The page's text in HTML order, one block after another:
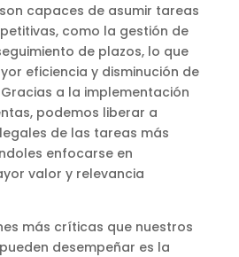
capaces de asumir tareas
como la gestión de
de plazos, lo que
eficiencia y disminución de
a la implementación
podemos liberar a
de las tareas más
enfocarse en
valor y relevancia
más críticas que nuestros
desempeñar es la